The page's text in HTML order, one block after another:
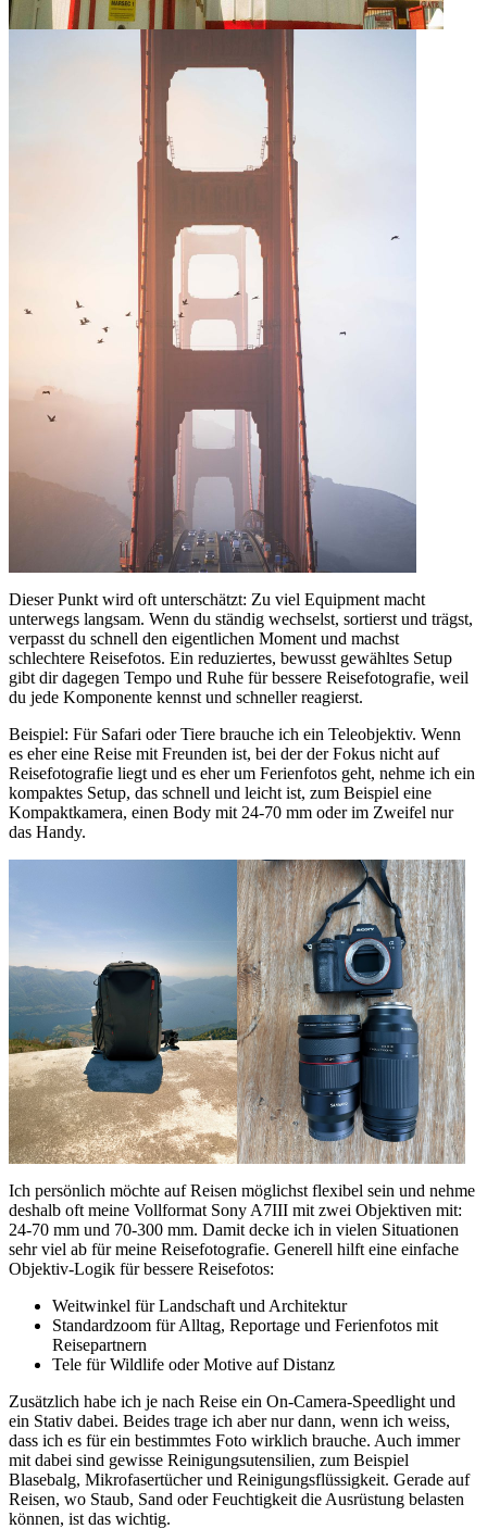
Dieser Punkt wird oft unterschätzt: Zu viel Equipment macht
unterwegs langsam. Wenn du ständig wechselst, sortierst und trägst,
verpasst du schnell den eigentlichen Moment und machst
schlechtere Reisefotos. Ein reduziertes, bewusst gewähltes Setup
gibt dir dagegen Tempo und Ruhe für bessere Reisefotografie, weil
du jede Komponente kennst und schneller reagierst.
Beispiel: Für Safari oder Tiere brauche ich ein Teleobjektiv. Wenn
es eher eine Reise mit Freunden ist, bei der der Fokus nicht auf
Reisefotografie liegt und es eher um Ferienfotos geht, nehme ich ein
kompaktes Setup, das schnell und leicht ist, zum Beispiel eine
Kompaktkamera, einen Body mit 24-70 mm oder im Zweifel nur
das Handy.
Ich persönlich möchte auf Reisen möglichst flexibel sein und nehme
deshalb oft meine Vollformat Sony A7III mit zwei Objektiven mit:
24-70 mm und 70-300 mm. Damit decke ich in vielen Situationen
sehr viel ab für meine Reisefotografie. Generell hilft eine einfache
Objektiv-Logik für bessere Reisefotos:
Weitwinkel für Landschaft und Architektur
Standardzoom für Alltag, Reportage und Ferienfotos mit
Reisepartnern
Tele für Wildlife oder Motive auf Distanz
Zusätzlich habe ich je nach Reise ein On-Camera-Speedlight und
ein Stativ dabei. Beides trage ich aber nur dann, wenn ich weiss,
dass ich es für ein bestimmtes Foto wirklich brauche. Auch immer
mit dabei sind gewisse Reinigungsutensilien, zum Beispiel
Blasebalg, Mikrofasertücher und Reinigungsflüssigkeit. Gerade auf
Reisen, wo Staub, Sand oder Feuchtigkeit die Ausrüstung belasten
können, ist das wichtig.